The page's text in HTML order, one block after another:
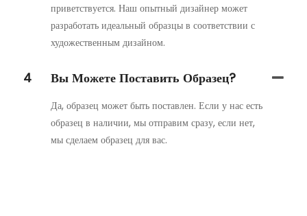
приветствуется. Наш опытный дизайнер может
разработать идеальный образцы в соответствии с
художественным дизайном.
4 Вы Можете Поставить Образец?
Да, образец может быть поставлен. Если у нас есть
образец в наличии, мы отправим сразу, если нет,
мы сделаем образец для вас.